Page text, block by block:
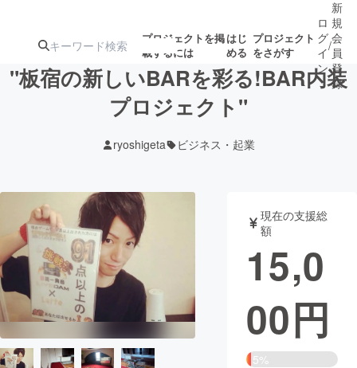
プロジェクトを掲
載するには
はじ
める
プロジェクト
をさがす
ジェクト
募集終了が近いプ
ロジェクト
アート・写真 音楽
テクノロジー・ガジェット ゲーム・
映像・映画 書籍・雑誌
ビジネス・起業 チャレンジ
ロ
グ
イ
ン
/
新
規
会
員
登
録
"板宿の新しいBARを彩る!BAR内装
プロジェクト"
ryoshigeta ビジネス・起業
現在の支援総
額
15,0
00円
5%